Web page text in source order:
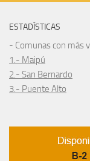
ESTADÍSTICAS
- Comunas con más
1.- Maipú
2.- San Bernardo
3.- Puente Alto